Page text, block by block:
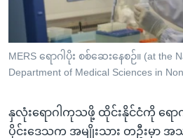
ကျော်
ကြည့်
ရန်
ရန်
နေရာ
ဗွီအိုအေ လူမှုကွန်ယက်များ
MERS ရောဂါပိုး စစ်ဆေးနေစဉ်။ (at the
Department of Medical Sciences in
နှလုံးရောဂါကုသဖို့ ထိုင်းနိုင်ငံကို
ပိုင်းဒေသက အမျိုးသား တဦးမှာ အ